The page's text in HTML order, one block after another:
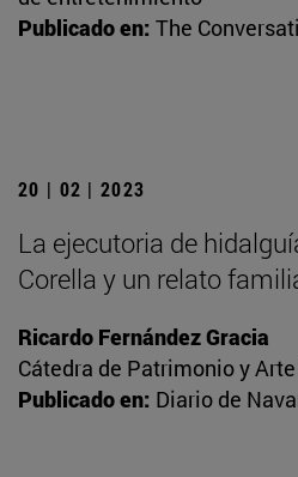
Publicado en: The
20 | 02 | 2023
La ejecutoria de
Corella y un relato
Ricardo Fernández Gracia
Cátedra de Patrimonio y
Publicado en: Diario de